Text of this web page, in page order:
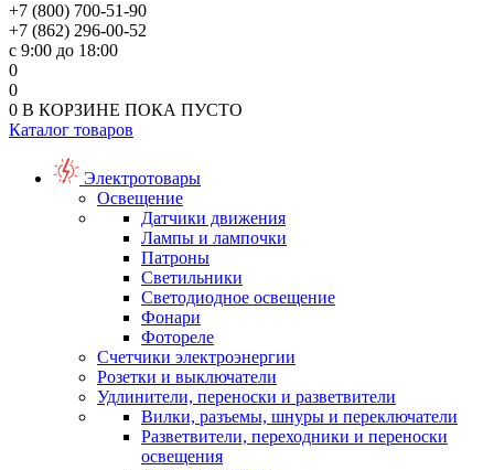
+7 (800) 700-51-90
+7 (862) 296-00-52
с 9:00 до 18:00
0
0
0 В КОРЗИНЕ ПОКА ПУСТО
Каталог товаров
Электротовары
Освещение
Датчики движения
Лампы и лампочки
Патроны
Светильники
Светодиодное освещение
Фонари
Фотореле
Счетчики электроэнергии
Розетки и выключатели
Удлинители, переноски и разветвители
Вилки, разъемы, шнуры и переключатели
Разветвители, переходники и переноски
освещения